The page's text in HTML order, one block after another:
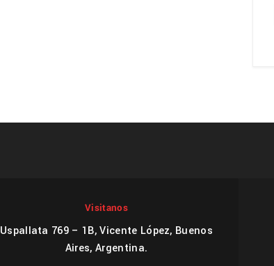
Visitanos
Uspallata 769 – 1B, Vicente López, Buenos
Aires, Argentina.